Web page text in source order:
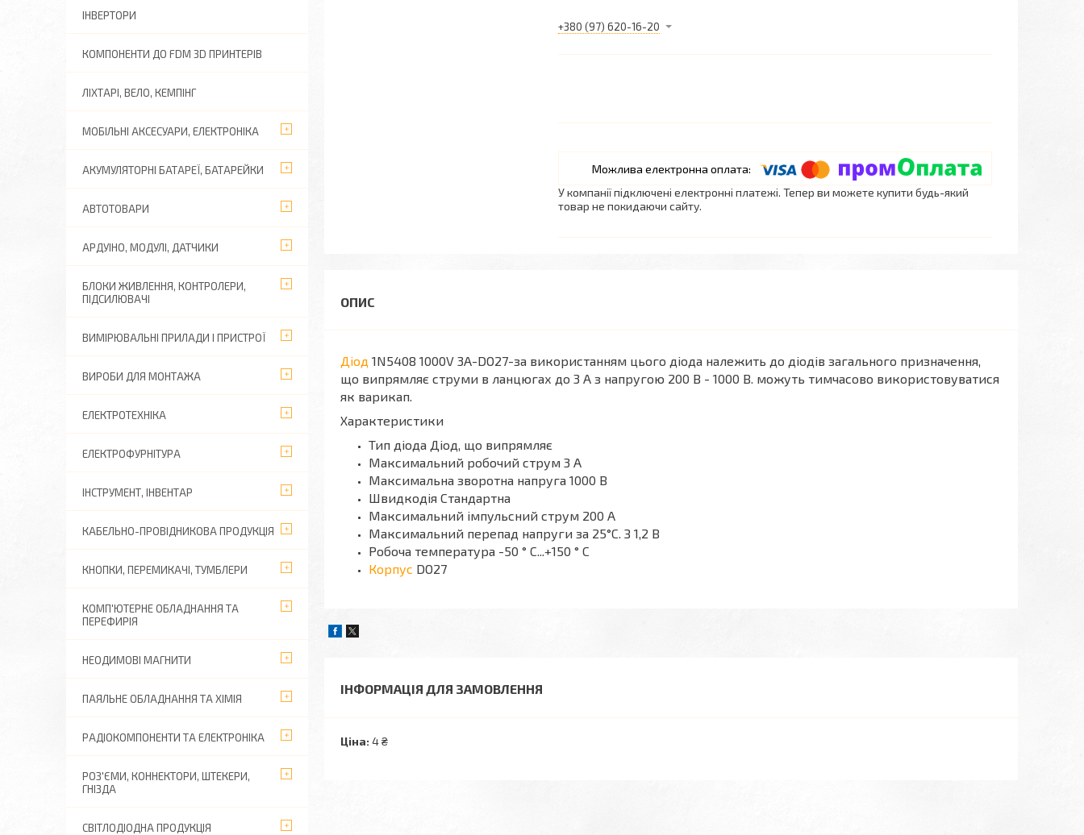
+380 (97) 620-16-20
У компанії підключені електронні платежі. Тепер ви можете купити будь-який
товар не покидаючи сайту.
Діод 1N5408 1000V 3A-DO27-за використанням цього діода належить до діодів загального призначення,
що випрямляє струми в ланцюгах до 3 А з напругою 200 В - 1000 В. можуть тимчасово використовуватися
як варикап.
Характеристики
Тип діода Діод, що випрямляє
Максимальний робочий струм 3 А
Максимальна зворотна напруга 1000 В
Швидкодія Стандартна
Максимальний імпульсний струм 200 А
Максимальний перепад напруги за 25°С. З 1,2 В
Робоча температура -50 ° C...+150 ° C
Корпус DO27
ІНФОРМАЦІЯ ДЛЯ ЗАМОВЛЕННЯ
Ціна: 4 ₴
ІНВЕРТОРИ
КОМПОНЕНТИ ДО FDM 3D ПРИНТЕРІВ
ЛІХТАРІ, ВЕЛО, КЕМПІНГ
МОБІЛЬНІ АКСЕСУАРИ, ЕЛЕКТРОНІКА
АКУМУЛЯТОРНІ БАТАРЕЇ, БАТАРЕЙКИ
АВТОТОВАРИ
АРДУІНО, МОДУЛІ, ДАТЧИКИ
БЛОКИ ЖИВЛЕННЯ, КОНТРОЛЕРИ,
ПІДСИЛЮВАЧІ
ВИМІРЮВАЛЬНІ ПРИЛАДИ І ПРИСТРОЇ
ВИРОБИ ДЛЯ МОНТАЖА
ЕЛЕКТРОТЕХНІКА
ЕЛЕКТРОФУРНІТУРА
ІНСТРУМЕНТ, ІНВЕНТАР
КАБЕЛЬНО-ПРОВІДНИКОВА ПРОДУКЦІЯ
КНОПКИ, ПЕРЕМИКАЧІ, ТУМБЛЕРИ
КОМП'ЮТЕРНЕ ОБЛАДНАННЯ ТА
ПЕРЕФИРІЯ
НЕОДИМОВІ МАГНИТИ
ПАЯЛЬНЕ ОБЛАДНАННЯ ТА ХІМІЯ
РАДІОКОМПОНЕНТИ ТА ЕЛЕКТРОНІКА
РОЗ'ЄМИ, КОННЕКТОРИ, ШТЕКЕРИ,
ГНІЗДА
СВІТЛОДІОДНА ПРОДУКЦІЯ